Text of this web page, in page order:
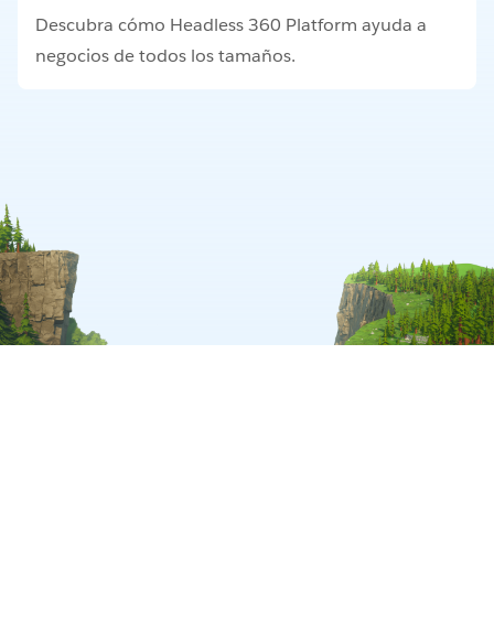
Descubra cómo Headless 360 Platform ayuda a
negocios de todos los tamaños.